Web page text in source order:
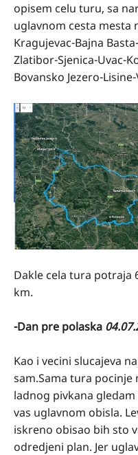
opisem celu turu, sa
uglavnom cesta mesta
Kragujevac-Bajna
Zlatibor-Sjenica-Uvac-
Bovansko Jezero-
Dakle cela tura potraja
km.
-Dan pre polaska
Kao i vecini slucajeva
sam.Sama tura
ladnog pivkana
vas uglavnom obisla.
iskreno obisao bih sto
odredjeni plan. Jer